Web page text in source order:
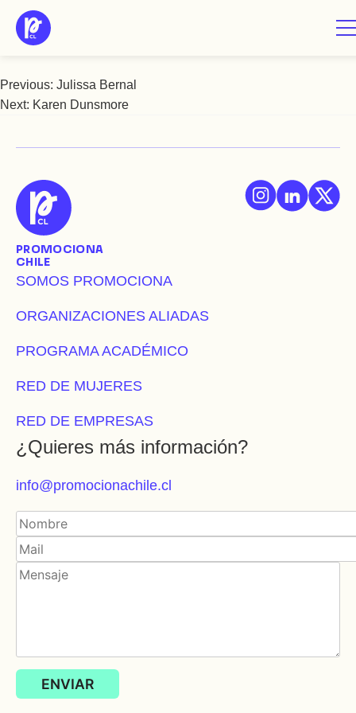
Saltar
Karem Muñoz
Navegación
entradas
Previous: Julissa Bernal
Next: Karen Dunsmore
PROMOCIONA
CHILE
SOMOS PROMOCIONA
ORGANIZACIONES ALIADAS
PROGRAMA ACADÉMICO
RED DE MUJERES
RED DE EMPRESAS
¿Quieres más información?
info@promocionachile.cl